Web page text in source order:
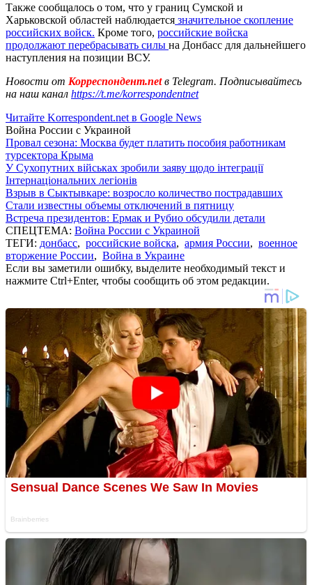
Также сообщалось о том, что у границ Сумской и
Харьковской областей наблюдается значительное скопление
российских войск. Кроме того, российские войска
продолжают перебрасывать силы на Донбасс для дальнейшего
наступления на позиции ВСУ.
Новости от Корреспондент.netв Telegram. Подписывайтесь
на наш канал https://t.me/korrespondentnet
Читайте Korrespondent.net в Google News
Война России с Украиной
Провал сезона: Москва будет платить пособия работникам
турсектора Крыма
У Сухопутних військах зробили заяву щодо інтеграції
Інтернаціональних легіонів
Взрыв в Сыктывкаре: возросло количество пострадавших
Стали известны объемы отключений в пятницу
Встреча президентов: Ермак и Рубио обсудили детали
СПЕЦТЕМА: Война России с Украиной
ТЕГИ: донбасс, российские войска, армия России, военное
вторжение России, Война в Украине
Если вы заметили ошибку, выделите необходимый текст и
нажмите Ctrl+Enter, чтобы сообщить об этом редакции.